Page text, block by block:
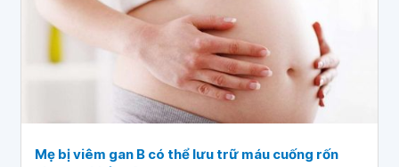
Mẹ bị viêm gan B có thể lưu trữ máu cuống rốn